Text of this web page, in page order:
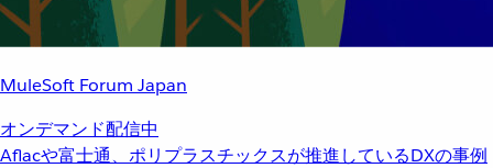
MuleSoft Forum Japan
オンデマンド配信中
Aflacや富士通、ポリプラスチックスが推進しているDXの事例